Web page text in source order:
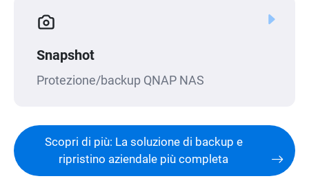
Snapshot
Protezione/backup QNAP NAS
Scopri di più: La soluzione di backup e
ripristino aziendale più completa